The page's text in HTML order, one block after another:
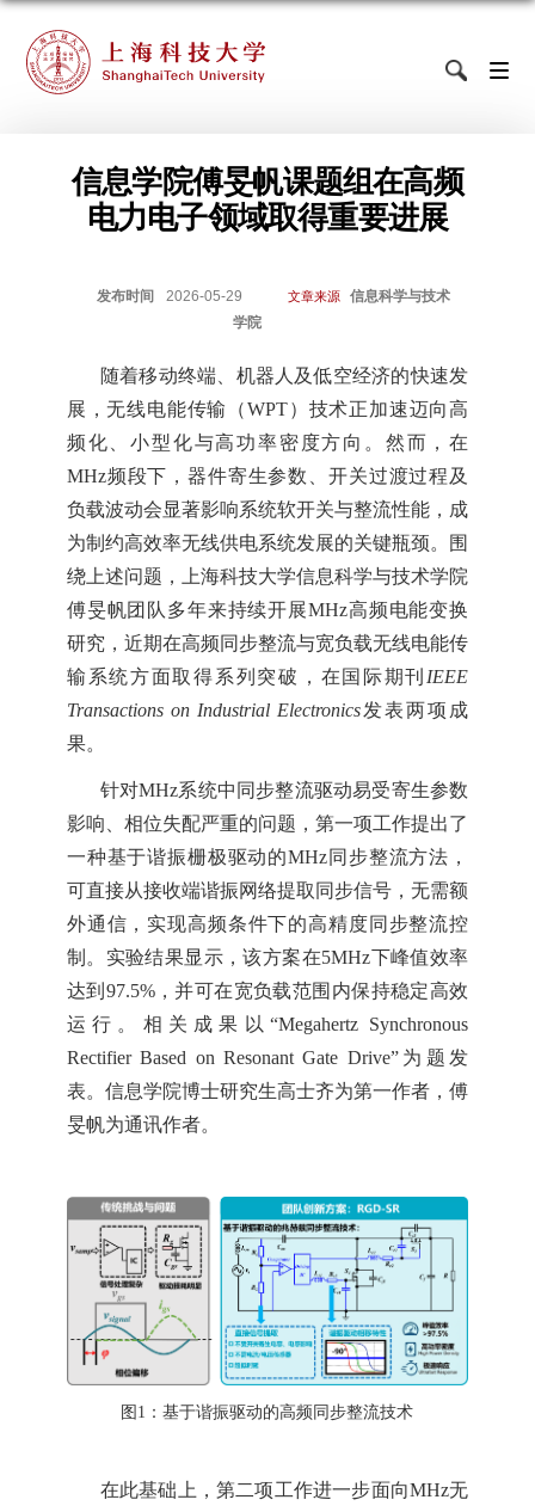
信息学院傅旻帆课题组在高频
电力电子领域取得重要进展
发布时间 2026-05-29 文章来源
信息科学与技术
学院
随着移动终端、机器人及低空经济的快速发
展，无线电能传输（WPT）技术正加速迈向高
频化、小型化与高功率密度方向。然而，在
MHz频段下，器件寄生参数、开关过渡过程及
负载波动会显著影响系统软开关与整流性能，成
为制约高效率无线供电系统发展的关键瓶颈。围
绕上述问题，上海科技大学信息科学与技术学院
傅旻帆团队多年来持续开展MHz高频电能变换
研究，近期在高频同步整流与宽负载无线电能传
输系统方面取得系列突破，在国际期刊 IEEE
Transactions on Industrial Electronics发表两项成
果。
针对MHz系统中同步整流驱动易受寄生参数
影响、相位失配严重的问题，第一项工作提出了
一种基于谐振栅极驱动的MHz同步整流方法，
可直接从接收端谐振网络提取同步信号，无需额
外通信，实现高频条件下的高精度同步整流控
制。实验结果显示，该方案在5MHz下峰值效率
达到97.5%，并可在宽负载范围内保持稳定高效
运行。相关成果以“Megahertz Synchronous
Rectifier Based on Resonant Gate Drive”为题发
表。信息学院博士研究生高士齐为第一作者，傅
旻帆为通讯作者。
图 1：基于谐振驱动的高频同步整流技术
在此基础上，第二项工作进一步面向MHz无